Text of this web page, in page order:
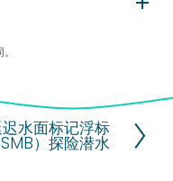
水面标记浮标
）探险潜水